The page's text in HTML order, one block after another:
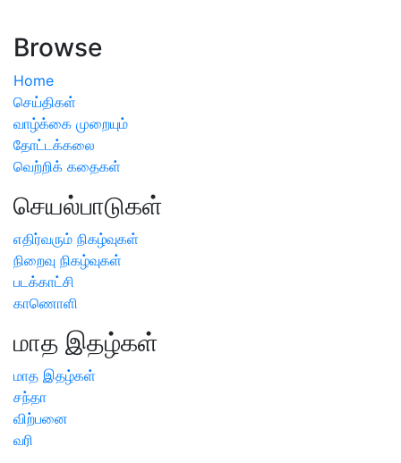
Browse
Home
செய்திகள்
வாழ்க்கை முறையும்
தோட்டக்கலை
வெற்றிக் கதைகள்
செயல்பாடுகள்
எதிர்வரும் நிகழ்வுகள்
நிறைவு நிகழ்வுகள்
படக்காட்சி
காணொளி
மாத இதழ்கள்
மாத இதழ்கள்
சந்தா
விற்பனை
வரி